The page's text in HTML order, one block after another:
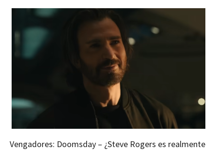
Vengadores: Doomsday – ¿Steve Rogers es realmente